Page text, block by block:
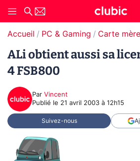
Accueil PC & Gaming Carte mère
ALi obtient aussi sa
4 FSB800
Par Vincent
Publié le 21 avril 2003 à 12h15
Suivez-nous